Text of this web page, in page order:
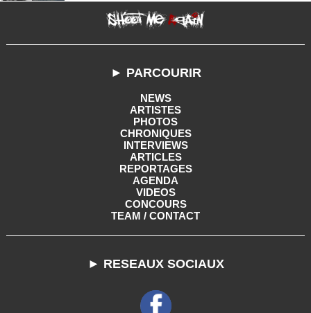
► PARCOURIR
NEWS
ARTISTES
PHOTOS
CHRONIQUES
INTERVIEWS
ARTICLES
REPORTAGES
AGENDA
VIDEOS
CONCOURS
TEAM / CONTACT
► RESEAUX SOCIAUX